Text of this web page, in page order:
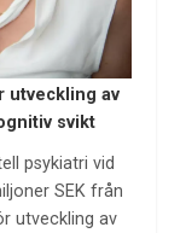
utveckling av
svikt
psykiatri vid
SEK från
utveckling av